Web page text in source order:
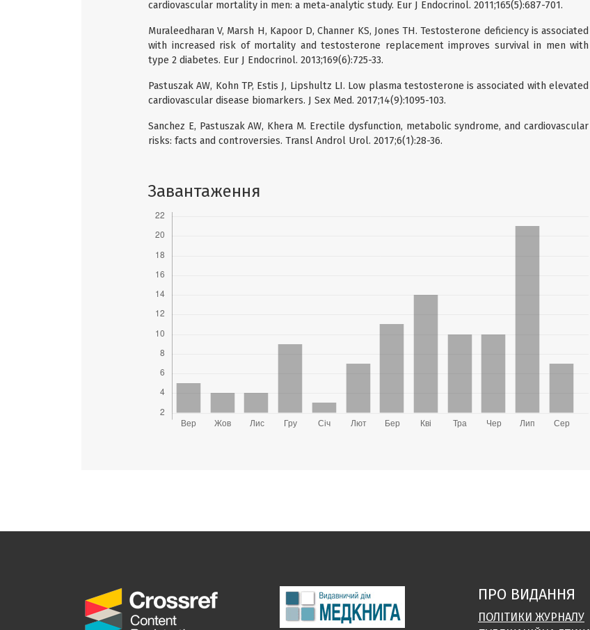
cardiovascular mortality in men: a meta-analytic study. Eur J Endocrinol. 2011;165(5):687-701.
Muraleedharan V, Marsh H, Kapoor D, Channer KS, Jones TH. Testosterone deficiency is associated
with increased risk of mortality and testosterone replacement improves survival in men with
type 2 diabetes. Eur J Endocrinol. 2013;169(6):725-33.
Pastuszak AW, Kohn TP, Estis J, Lipshultz LI. Low plasma testosterone is associated with elevated
cardiovascular disease biomarkers. J Sex Med. 2017;14(9):1095-103.
Sanchez E, Pastuszak AW, Khera M. Erectile dysfunction, metabolic syndrome, and cardiovascular
risks: facts and controversies. Transl Androl Urol. 2017;6(1):28-36.
Завантаження
ПРО ВИДАННЯ
ПОЛІТИКИ ЖУРНАЛУ